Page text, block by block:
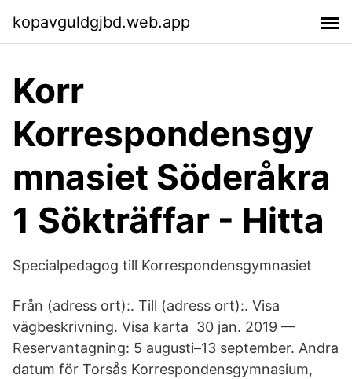
kopavguldgjbd.web.app
Korr
Korrespondensgy
mnasiet Söderåkra
1 Sökträffar - Hitta
Specialpedagog till Korrespondensgymnasiet
Från (adress ort):. Till (​adress ort):. Visa
vägbeskrivning. Visa karta 30 jan. 2019 —
Reservantagning: 5 augusti–13 september. Andra
datum för Torsås Korrespondensgymnasium,